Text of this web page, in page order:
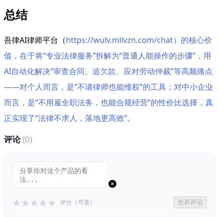
总结
吾律AI律师平台（https://wulv.milvzn.com/chat）的核心价
值，在于将“专业法律服务”拆解为“普通人能操作的步骤”，用
AI自动化解决“审查合同、追欠款、应对劳动仲裁”等高频痛点
——对个人而言，是“不请律师也能维权”的工具；对中小企业
而言，是“不用雇全职法务，也能合规经营”的性价比选择，真
正实现了“法律不求人，落地更高效”。
评论(0)
★★★★★ 评分（可选） 发表评论